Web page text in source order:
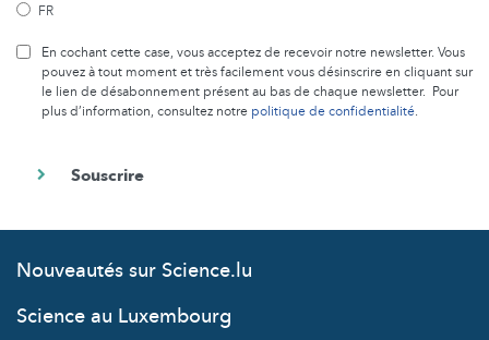
FR
En cochant cette case, vous acceptez de recevoir notre newsletter. Vous
pouvez à tout moment et très facilement vous désinscrire en cliquant sur
le lien de désabonnement présent au bas de chaque newsletter. Pour
plus d’information, consultez notre politique de confidentialité.
Nouveautés sur Science.lu
Science au Luxembourg